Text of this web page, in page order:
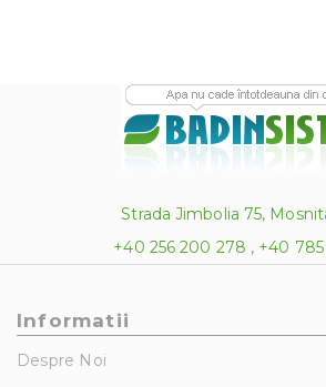
Strada Jimbolia 75,
+40 256 200 278 , +40 785
Informatii
Despre Noi